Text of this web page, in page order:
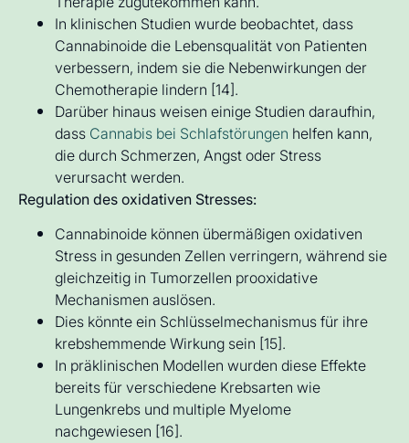
In klinischen Studien wurde beobachtet, dass
Cannabinoide die Lebensqualität von Patienten
verbessern, indem sie die Nebenwirkungen der
Chemotherapie lindern [14].
Darüber hinaus weisen einige Studien daraufhin,
dass Cannabis bei Schlafstörungen helfen kann,
die durch Schmerzen, Angst oder Stress
verursacht werden.
Regulation des oxidativen Stresses:
Cannabinoide können übermäßigen oxidativen
Stress in gesunden Zellen verringern, während sie
gleichzeitig in Tumorzellen prooxidative
Mechanismen auslösen.
Dies könnte ein Schlüsselmechanismus für ihre
krebshemmende Wirkung sein [15].
In präklinischen Modellen wurden diese Effekte
bereits für verschiedene Krebsarten wie
Lungenkrebs und multiple Myelome
nachgewiesen [16].